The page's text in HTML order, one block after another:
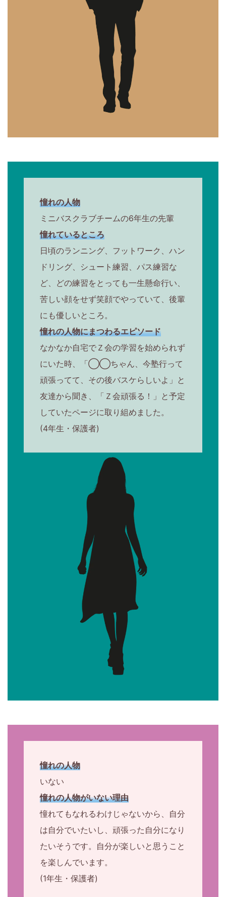
憧れの人物
ミニバスクラブチームの6年生の先輩
憧れているところ
日頃のランニング、フットワーク、ハン
ドリング、シュート練習、パス練習な
ど、どの練習をとっても一生懸命行い、
苦しい顔をせず笑顔でやっていて、後輩
にも優しいところ。
憧れの人物にまつわるエピソード
なかなか自宅でＺ会の学習を始められず
にいた時、「◯◯ちゃん、今塾行って
頑張ってて、その後バスケらしいよ」と
友達から聞き、「Ｚ会頑張る！」と予定
していたページに取り組めました。
(4年生・保護者)
憧れの人物
いない
憧れの人物がいない理由
憧れてもなれるわけじゃないから、自分
は自分でいたいし、頑張った自分になり
たいそうです。自分が楽しいと思うこと
を楽しんでいます。
(1年生・保護者)